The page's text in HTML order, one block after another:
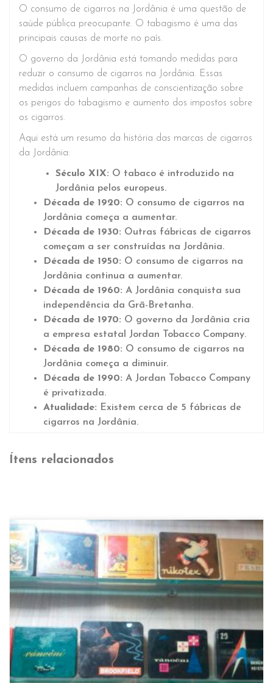
O consumo de cigarros na Jordânia é uma questão de
saúde pública preocupante. O tabagismo é uma das
principais causas de morte no país.
O governo da Jordânia está tomando medidas para
reduzir o consumo de cigarros na Jordânia. Essas
medidas incluem campanhas de conscientização sobre
os perigos do tabagismo e aumento dos impostos sobre
os cigarros.
Aqui está um resumo da história das marcas de cigarros
da Jordânia:
Século XIX: O tabaco é introduzido na
Jordânia pelos europeus.
Década de 1920: O consumo de cigarros na
Jordânia começa a aumentar.
Década de 1930: Outras fábricas de cigarros
começam a ser construídas na Jordânia.
Década de 1950: O consumo de cigarros na
Jordânia continua a aumentar.
Década de 1960: A Jordânia conquista sua
independência da Grã-Bretanha.
Década de 1970: O governo da Jordânia cria
a empresa estatal Jordan Tobacco Company.
Década de 1980: O consumo de cigarros na
Jordânia começa a diminuir.
Década de 1990: A Jordan Tobacco Company
é privatizada.
Atualidade: Existem cerca de 5 fábricas de
cigarros na Jordânia.
Ítens relacionados